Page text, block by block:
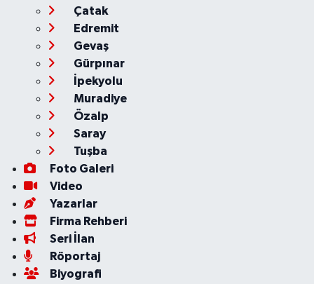
Çatak
Edremit
Gevaş
Gürpınar
İpekyolu
Muradiye
Özalp
Saray
Tuşba
Foto Galeri
Video
Yazarlar
Firma Rehberi
Seri İlan
Röportaj
Biyografi